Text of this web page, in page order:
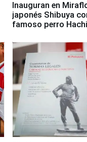
Inauguran en
japonés Shibuya
famoso perro